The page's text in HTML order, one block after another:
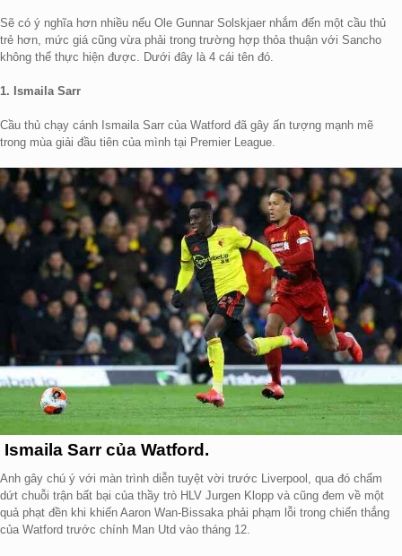
Sẽ có ý nghĩa hơn nhiều nếu Ole Gunnar Solskjaer nhắm đến một cầu thủ
trẻ hơn, mức giá cũng vừa phải trong trường hợp thỏa thuận với Sancho
không thể thực hiện được. Dưới đây là 4 cái tên đó.
1. Ismaila Sarr
Cầu thủ chạy cánh Ismaila Sarr của Watford đã gây ấn tượng mạnh mẽ
trong mùa giải đầu tiên của mình tại Premier League.
Ismaila Sarr của Watford.
Anh gây chú ý với màn trình diễn tuyệt vời trước Liverpool, qua đó chấm
dứt chuỗi trận bất bại của thầy trò HLV Jurgen Klopp và cũng đem về một
quả phạt đền khi khiến Aaron Wan-Bissaka phải phạm lỗi trong chiến thắng
của Watford trước chính Man Utd vào tháng 12.